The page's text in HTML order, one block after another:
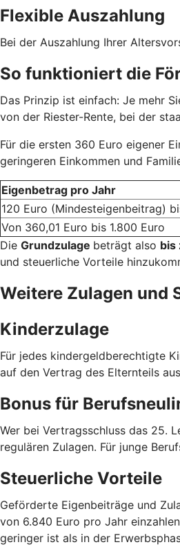
Flexible Auszahlung
Bei der Auszahlung Ihrer
So funktioniert die
Das Prinzip ist einfach: Je mehr
von der Riester-Rente, bei der
Für die ersten 360 Euro eigener
geringeren Einkommen und
Eigenbetrag pro Jahr
120 Euro (Mindesteigenbeitrag)
Von 360,01 Euro bis 1.800 Euro
Die Grundzulage beträgt also bis
und steuerliche Vorteile
Weitere Zulagen und
Kinderzulage
Für jedes kindergeldberechtigte
auf den Vertrag des Elternteils
Bonus für
Wer bei Vertragsschluss das 25.
regulären Zulagen. Für junge
Steuerliche Vorteile
Geförderte Eigenbeiträge und
von 6.840 Euro pro Jahr
geringer ist als in der